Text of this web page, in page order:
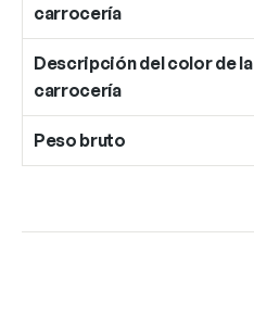
carrocería
Descripción del color de la
carrocería
Peso bruto